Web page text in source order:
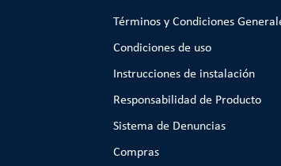
Términos y Condiciones
Condiciones de uso
Instrucciones de instalación
Responsabilidad de Producto
Sistema de Denuncias
Compras